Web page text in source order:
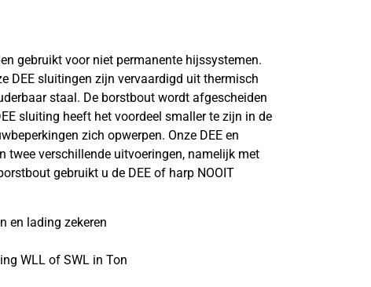
gebruikt voor niet permanente hijssystemen.
DEE sluitingen zijn vervaardigd uit thermisch
staal. De borstbout wordt afgescheiden
sluiting heeft het voordeel smaller te zijn in de
zich opwerpen. Onze DEE en
twee verschillende uitvoeringen, namelijk met
gebruikt u de DEE of harp NOOIT
en lading zekeren
WLL of SWL in Ton